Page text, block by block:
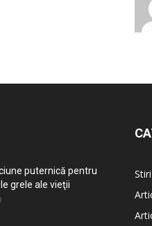
puternică pentru
grele ale vieţii
Stiri